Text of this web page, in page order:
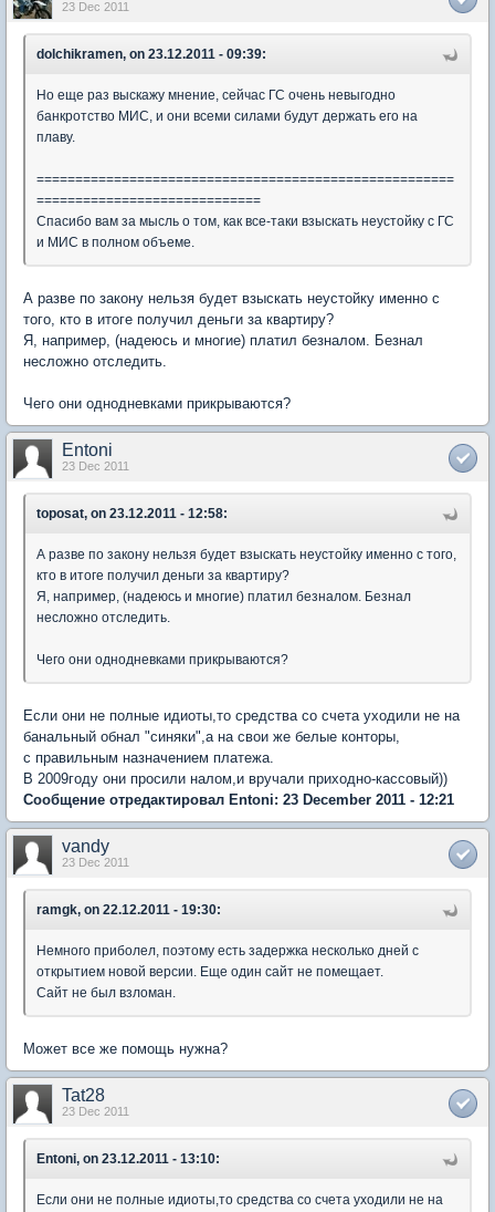
23 Dec 2011
dolchikramen, on 23.12.2011 - 09:39:
Но еще раз выскажу мнение, сейчас ГС очень невыгодно
банкротство МИС, и они всеми силами будут держать его на
плаву.
======================================================
=============================
Спасибо вам за мысль о том, как все-таки взыскать неустойку с ГС
и МИС в полном объеме.
А разве по закону нельзя будет взыскать неустойку именно с
того, кто в итоге получил деньги за квартиру?
Я, например, (надеюсь и многие) платил безналом. Безнал
несложно отследить.
Чего они однодневками прикрываются?
Entoni
23 Dec 2011
toposat, on 23.12.2011 - 12:58:
А разве по закону нельзя будет взыскать неустойку именно с того,
кто в итоге получил деньги за квартиру?
Я, например, (надеюсь и многие) платил безналом. Безнал
несложно отследить.
Чего они однодневками прикрываются?
Если они не полные идиоты,то средства со счета уходили не на
банальный обнал "синяки",а на свои же белые конторы,
с правильным назначением платежа.
В 2009году они просили налом,и вручали приходно-кассовый))
Сообщение отредактировал Entoni: 23 December 2011 - 12:21
vandy
23 Dec 2011
ramgk, on 22.12.2011 - 19:30:
Немного приболел, поэтому есть задержка несколько дней с
открытием новой версии. Еще один сайт не помещает.
Сайт не был взломан.
Может все же помощь нужна?
Tat28
23 Dec 2011
Entoni, on 23.12.2011 - 13:10:
Если они не полные идиоты,то средства со счета уходили не на